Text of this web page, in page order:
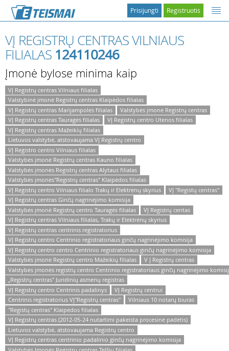
Registruotis
Prisijungti
VĮ REGISTRŲ CENTRAS VILNIAUS
FILIALAS 124110246
Įmonė bylose minima kaip
VĮ Registrų centras Vilniaus filialas
Valstybinė įmonė Registrų centras Klaipėdos filialas
VĮ Registrų centras Marijampolės filialas
Valstybės įmonė Registrų centras
VĮ Registrų centras Tauragės filialas
VĮ Registrų centro Utenos filialas
VĮ Registrų centras Mažeikių filialas
Lietuvos valstybė, atstovaujama VĮ Registrų centro
VĮ Registro centro Vilniaus filialas
Valstybės įmonė Registrų centras Kauno filialas
Valstybės įmonės Registrų centras Alytaus filialas
Valstybės įmonės"Registrų centras" Klaipėdos filialas
VĮ Registrų centro Vilniaus filialo Trakų ir Elektrėnų skyrius
VĮ "Registų centras"
VĮ Registrų centras Ginčų nagrinėjimo komisija
Valstybės įmonė Registrų centro Tauragės filialas
VĮ Registrų centas
VĮ Registrų centras Vilniaus filialas, Trakų ir Elektrėnų skyrius
VĮ Registrų centras centrinis registratorius
VĮ Registrų centro Centrinio registratoriaus ginčų nagrinėjimo komisija
VĮ Registrų centro centro Centrinio registratoriaus ginčų nagrinėjimo komisija
Valstybės įmonė Registrų centro Mažeikių filialas
V Į Registrų centras
Valstybės įmonės registrų centro Centrinio registratoriaus ginčų nagrinėjimo
„Registrų centras" Juridinių asmenų registras
VĮ Registrų centro Centrinis padalinys
VĮ Registrų centrui
Centrinis registratorius VĮ"Registrų centras"
Vilniaus 10 notarų biuras
"Registų centras" Klaipėdos filialas
VĮ Registrų centras (2012-05-24 nutartimi pakeista procesinė padėtis)
Lietuvos valstybė, atstovaujama Registrų centro
VĮ Registrų centras centrinio padalinio ginčų nagrinėjimo komisija